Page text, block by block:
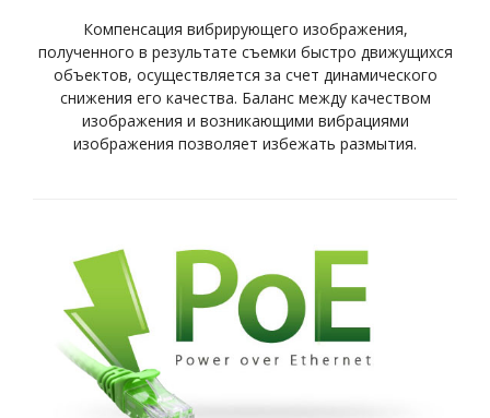
Компенсация вибрирующего изображения,
полученного в результате съемки быстро движущихся
объектов, осуществляется за счет динамического
снижения его качества. Баланс между качеством
изображения и возникающими вибрациями
изображения позволяет избежать размытия.